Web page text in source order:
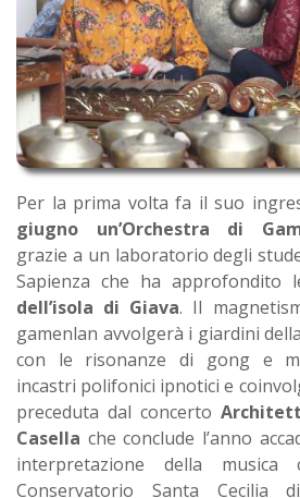
Per la prima volta fa il suo
giugno un’Orchestra di
grazie a un laboratorio degli
Sapienza che ha approfondito
dell’isola di Giava. Il
gamenlan avvolgerà i giardini
con le risonanze di gong e
incastri polifonici ipnotici e
preceduta dal concerto
Casella che conclude l’anno
interpretazione della musica
Conservatorio Santa Cecilia